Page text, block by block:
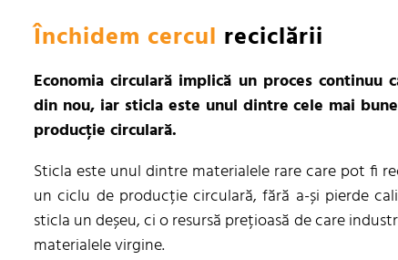
Închidem cercul reciclării
Economia circulară implică un proces continuu
din nou, iar sticla este unul dintre cele mai
producție circulară.
Sticla este unul dintre materialele rare care pot fi
un ciclu de producție circulară, fără a-și pierde
sticla un deșeu, ci o resursă prețioasă de care
materialele virgine.